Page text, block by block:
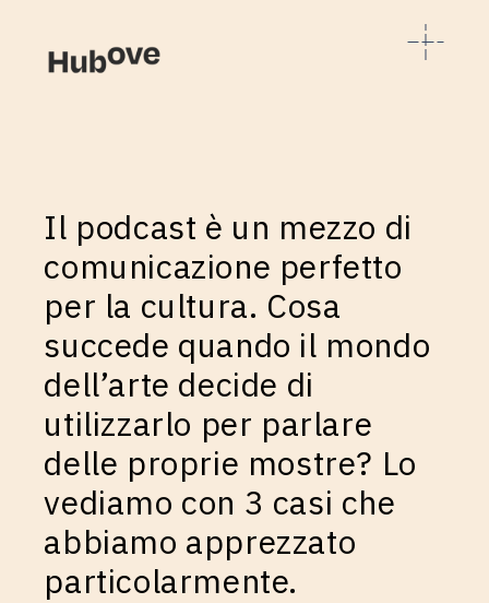
Il podcast è un mezzo di
comunicazione perfetto
per la cultura. Cosa
succede quando il mondo
dell’arte decide di
utilizzarlo per parlare
delle proprie mostre? Lo
vediamo con 3 casi che
abbiamo apprezzato
particolarmente.